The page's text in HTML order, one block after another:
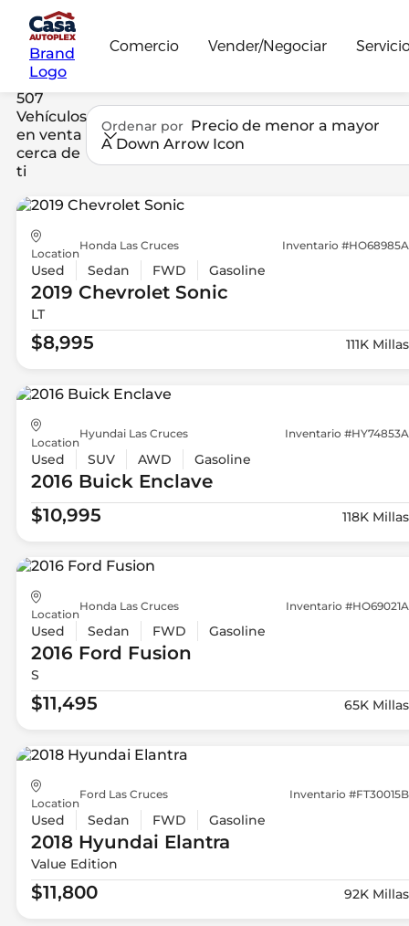
Brand
Logo
Comercio Vender/Negociar
507
Vehículos
en venta
cerca de
ti
Ordenar por Precio de menor a mayor
A Down Arrow Icon
Location
Honda Las Cruces Inventario #HO68985A
Used Sedan FWD Gasoline
2019 ChevroletSonic
LT
$8,995 111K Millas
Location
Hyundai Las Cruces Inventario #HY74853A
Used SUV AWD Gasoline
2016 Buick Enclave
$10,995
118K Millas
Location
Honda Las Cruces Inventario #HO69021A
Used Sedan FWD Gasoline
2016 Ford Fusion
S
$11,495 65K Millas
Location
Ford Las Cruces Inventario #FT30015B
Used Sedan FWD Gasoline
2018 Hyundai Elantra
Value Edition
$11,800 92K Millas